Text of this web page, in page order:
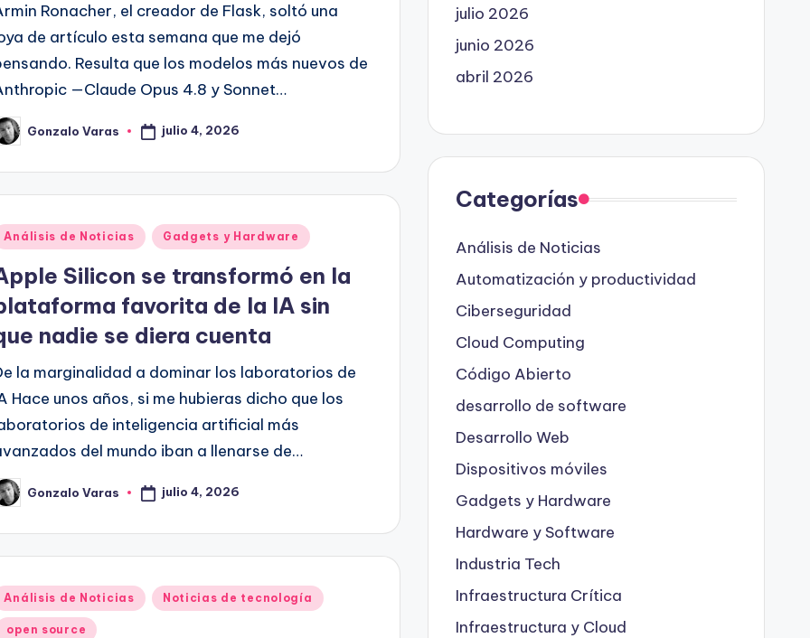
Ronacher, el creador de Flask, soltó una
de artículo esta semana que me dejó
Resulta que los modelos más nuevos de
—Claude Opus 4.8 y Sonnet…
Gonzalo Varas julio 4, 2026
Análisis de Noticias Gadgets y Hardware
Silicon se transformó en la
favorita de la IA sin
nadie se diera cuenta
la marginalidad a dominar los laboratorios de
Hace unos años, si me hubieras dicho que los
de inteligencia artificial más
del mundo iban a llenarse de…
Gonzalo Varas julio 4, 2026
Análisis de Noticias Noticias de tecnología
open source
julio 2026
junio 2026
abril 2026
Categorías
Análisis de Noticias
Automatización y productividad
Ciberseguridad
Cloud Computing
Código Abierto
desarrollo de software
Desarrollo Web
Dispositivos móviles
Gadgets y Hardware
Hardware y Software
Industria Tech
Infraestructura Crítica
Infraestructura y Cloud